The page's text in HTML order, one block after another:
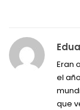
Eran
el
que